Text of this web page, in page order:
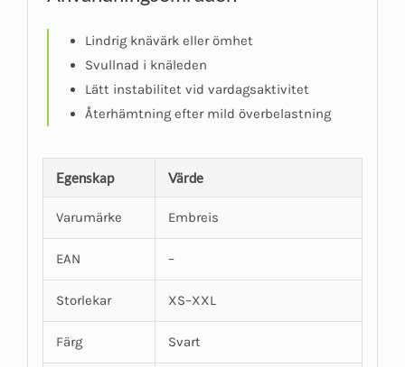
Lindrig knävärk eller ömhet
Svullnad i knäleden
Lätt instabilitet vid vardagsaktivitet
Återhämtning efter mild överbelastning
Egenskap Värde
Varumärke Embreis
EAN –
Storlekar XS–XXL
Färg Svart